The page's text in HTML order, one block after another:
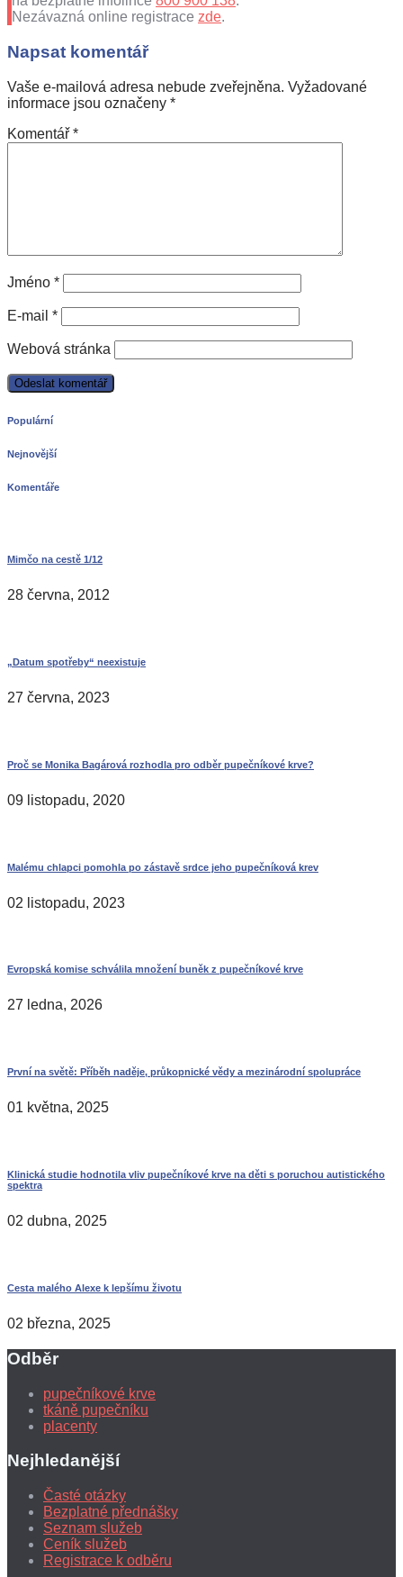
Nezávazná online registrace zde.
Napsat komentář
Vaše e-mailová adresa nebude zveřejněna. Vyžadované
informace jsou označeny *
Komentář *
Jméno *
E-mail *
Webová stránka
Populární
Nejnovější
Komentáře
Mimčo na cestě 1/12
28 června, 2012
„Datum spotřeby“ neexistuje
27 června, 2023
Proč se Monika Bagárová rozhodla pro odběr pupečníkové krve?
09 listopadu, 2020
Malému chlapci pomohla po zástavě srdce jeho pupečníková krev
02 listopadu, 2023
Evropská komise schválila množení buněk z pupečníkové krve
27 ledna, 2026
První na světě: Příběh naděje, průkopnické vědy a mezinárodní spolupráce
01 května, 2025
Klinická studie hodnotila vliv pupečníkové krve na děti s poruchou autistického
spektra
02 dubna, 2025
Cesta malého Alexe k lepšímu životu
02 března, 2025
Odběr
pupečníkové krve
tkáně pupečníku
placenty
Nejhledanější
Časté otázky
Bezplatné přednášky
Seznam služeb
Ceník služeb
Registrace k odběru